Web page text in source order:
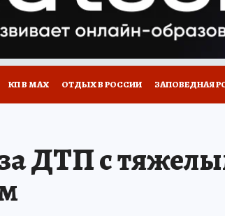
КП В МАХ ОТДЫХ В РОССИИ ЗАПОВЕДНАЯ
за ДТП с